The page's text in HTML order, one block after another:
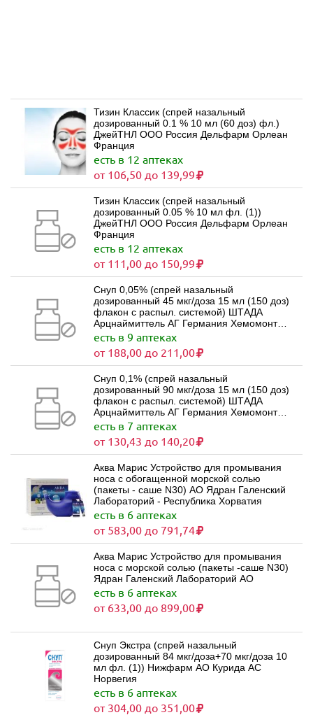
Тизин Классик (спрей назальный
дозированный 0.1 % 10 мл (60 доз) фл.)
ДжейТНЛ ООО Россия Дельфарм Орлеан
Франция
есть в 12 аптеках
от 106,50 до 139,99
Тизин Классик (спрей назальный
дозированный 0.05 % 10 мл фл. (1))
ДжейТНЛ ООО Россия Дельфарм Орлеан
Франция
есть в 12 аптеках
от 111,00 до 150,99
Снуп 0,05% (спрей назальный
дозированный 45 мкг/доза 15 мл (150 доз)
флакон с распыл. системой) ШТАДА
Арцнаймиттель АГ Германия Хемомонт
Д.О.О. Черногория
есть в 9 аптеках
от 188,00 до 211,00
Снуп 0,1% (спрей назальный
дозированный 90 мкг/доза 15 мл (150 доз)
флакон с распыл. системой) ШТАДА
Арцнаймиттель АГ Германия Хемомонт
Д.О.О. Черногория
есть в 7 аптеках
от 130,43 до 140,20
Аква Марис Устройство для промывания
носа с обогащенной морской солью
(пакеты - саше N30) АО Ядран Галенский
Лабораторий - Республика Хорватия
есть в 6 аптеках
от 583,00 до 791,74
Аква Марис Устройство для промывания
носа с морской солью (пакеты -саше N30)
Ядран Галенский Лабораторий АО
есть в 6 аптеках
от 633,00 до 899,00
Снуп Экстра (спрей назальный
дозированный 84 мкг/доза+70 мкг/доза 10
мл фл. (1)) Нижфарм АО Курида АС
Норвегия
есть в 6 аптеках
от 304,00 до 351,00